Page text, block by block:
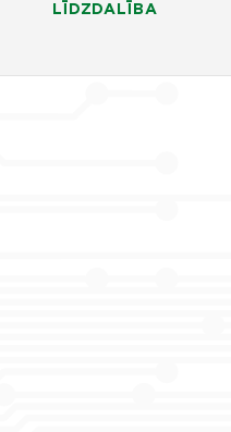
LĪDZDALĪBA